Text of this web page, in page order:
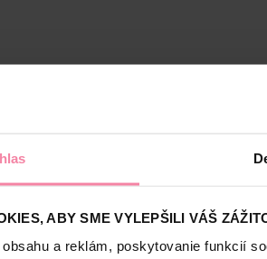
ABY SME VYLEPŠILI VÁŠ
obsahu a reklám, poskytovanie funkcií